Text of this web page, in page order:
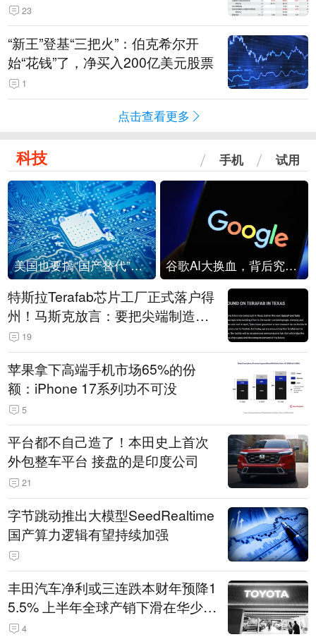
23
“新王”登基“三把火”：伯克希尔开
始“花钱”了，净买入200亿美元股票
1
点击查看更多
科技 手机 试用
美国也要搞“国产替代”？先算清三笔账 谷歌AI大换血，背后究竟发生了什么？
特斯拉Terafab芯片工厂正式落户得
州！马斯克放言：要把尖端制造带
回美国
19
苹果拿下高端手机市场65%的份
额：iPhone 17系列功不可没
5
平台都不自己造了！本田史上首次
外包整车平台 接盘的是印度公司
21
字节跳动推出大模型SeedRealtime
国产算力逻辑有望持续加强
丰田汽车净利或三连跌本财年预降1
5.5% 上半年全球产销下滑在华少卖
14.3万辆
4